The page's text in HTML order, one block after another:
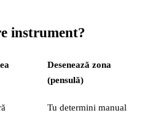
instrument?
Desenează zona
(pensulă)
Tu determini manual